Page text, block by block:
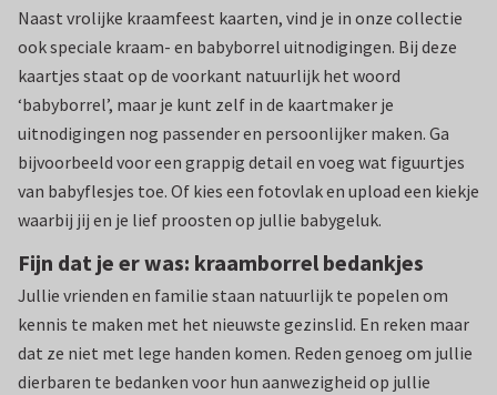
Naast vrolijke kraamfeest kaarten, vind je in onze collectie
ook speciale kraam- en babyborrel uitnodigingen. Bij deze
kaartjes staat op de voorkant natuurlijk het woord
‘babyborrel’, maar je kunt zelf in de kaartmaker je
uitnodigingen nog passender en persoonlijker maken. Ga
bijvoorbeeld voor een grappig detail en voeg wat figuurtjes
van babyflesjes toe. Of kies een fotovlak en upload een kiekje
waarbij jij en je lief proosten op jullie babygeluk.
Fijn dat je er was: kraamborrel bedankjes
Jullie vrienden en familie staan natuurlijk te popelen om
kennis te maken met het nieuwste gezinslid. En reken maar
dat ze niet met lege handen komen. Reden genoeg om jullie
dierbaren te bedanken voor hun aanwezigheid op jullie